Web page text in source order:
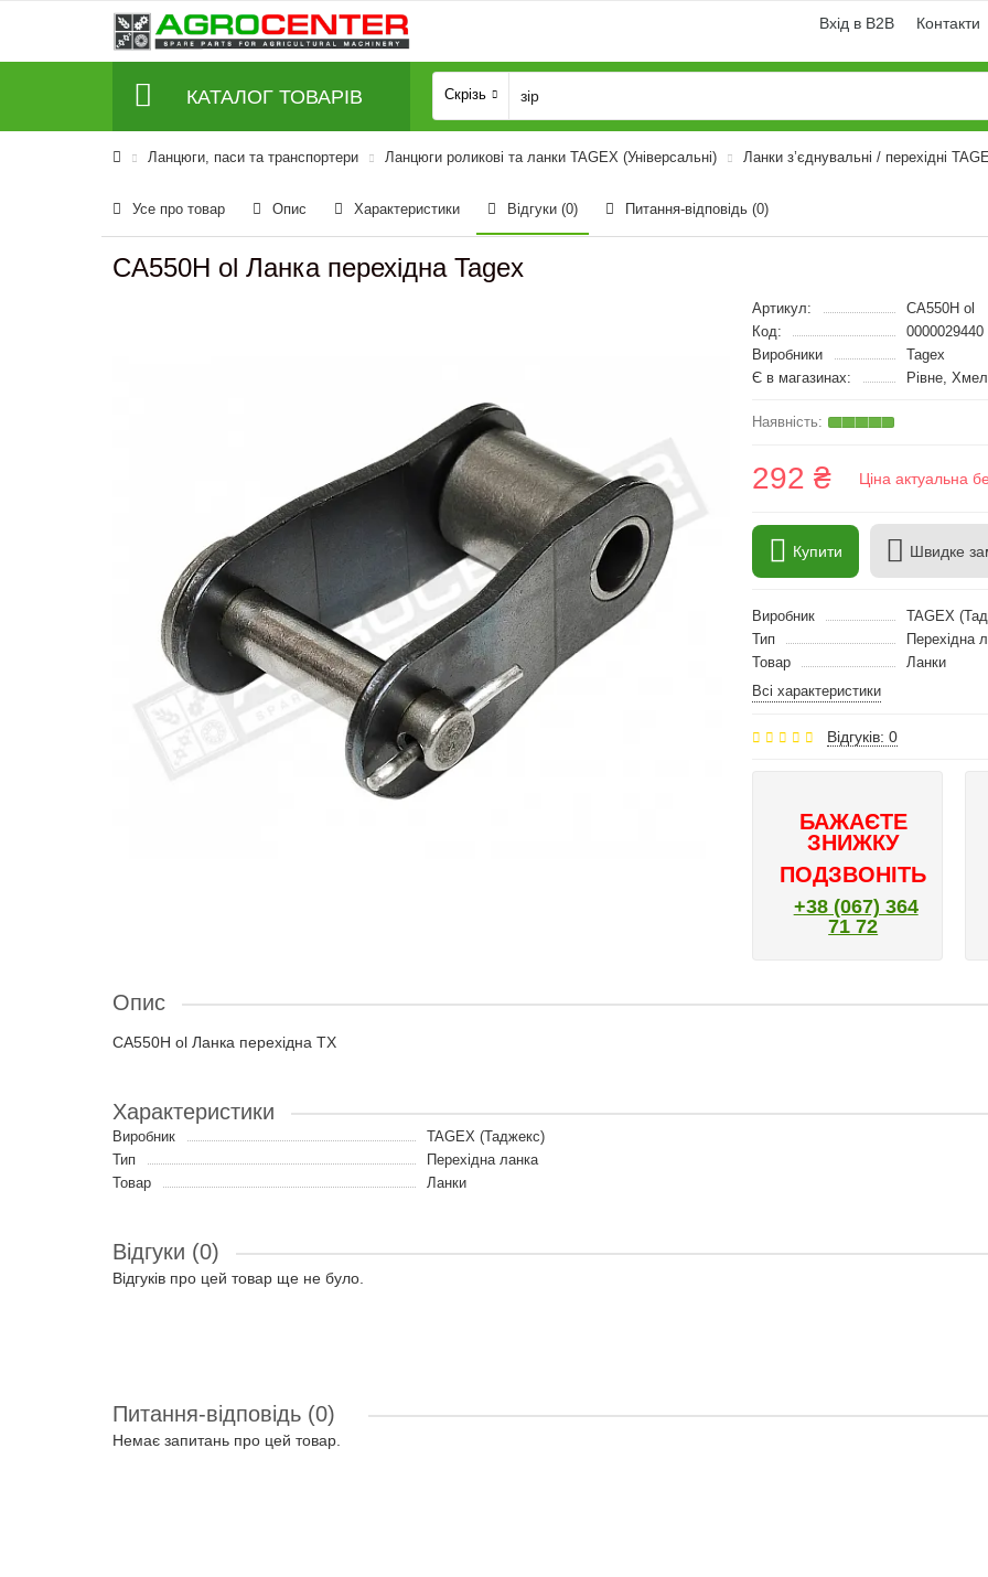
Вхід в B2B Контакти
КАТАЛОГ ТОВАРІВ Скрізь
Ланцюги, паси та транспортери Ланцюги роликові та ланки TAGEX (Універсальні) Ланки з’єднувальні / перехідні
Усе про товар Опис Характеристики Відгуки (0) Питання-відповідь (0)
CA550H ol Ланка перехідна Tagex
Артикул:
CA550H ol
Код:
0000029440
Виробники
Tagex
Є в магазинах:
Рівне,
292 ₴ Ціна актуальна
Купити Швидке
Виробник
TAGEX
Тип
Перехідна
Товар
Ланки
Всі характеристики
Відгуків: 0
БАЖАЄТЕ
ЗНИЖКУ
ПОДЗВОНІТЬ
+38 (067) 364
71 72
Опис
CA550H ol Ланка перехідна TX
Характеристики
Виробник
TAGEX (Таджекс)
Тип
Перехідна ланка
Товар
Ланки
Відгуки (0)
Відгуків про цей товар ще не було.
Питання-відповідь (0)
Немає запитань про цей товар.